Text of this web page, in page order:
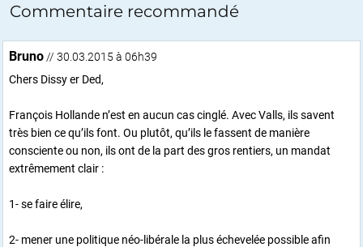
Commentaire recommandé
Bruno // 30.03.2015 à 06h39
Chers Dissy er Ded,
François Hollande n’est en aucun cas cinglé. Avec Valls, ils savent
très bien ce qu’ils font. Ou plutôt, qu’ils le fassent de manière
consciente ou non, ils ont de la part des gros rentiers, un mandat
extrêmement clair :
1- se faire élire,
2- mener une politique néo-libérale la plus échevelée possible afin